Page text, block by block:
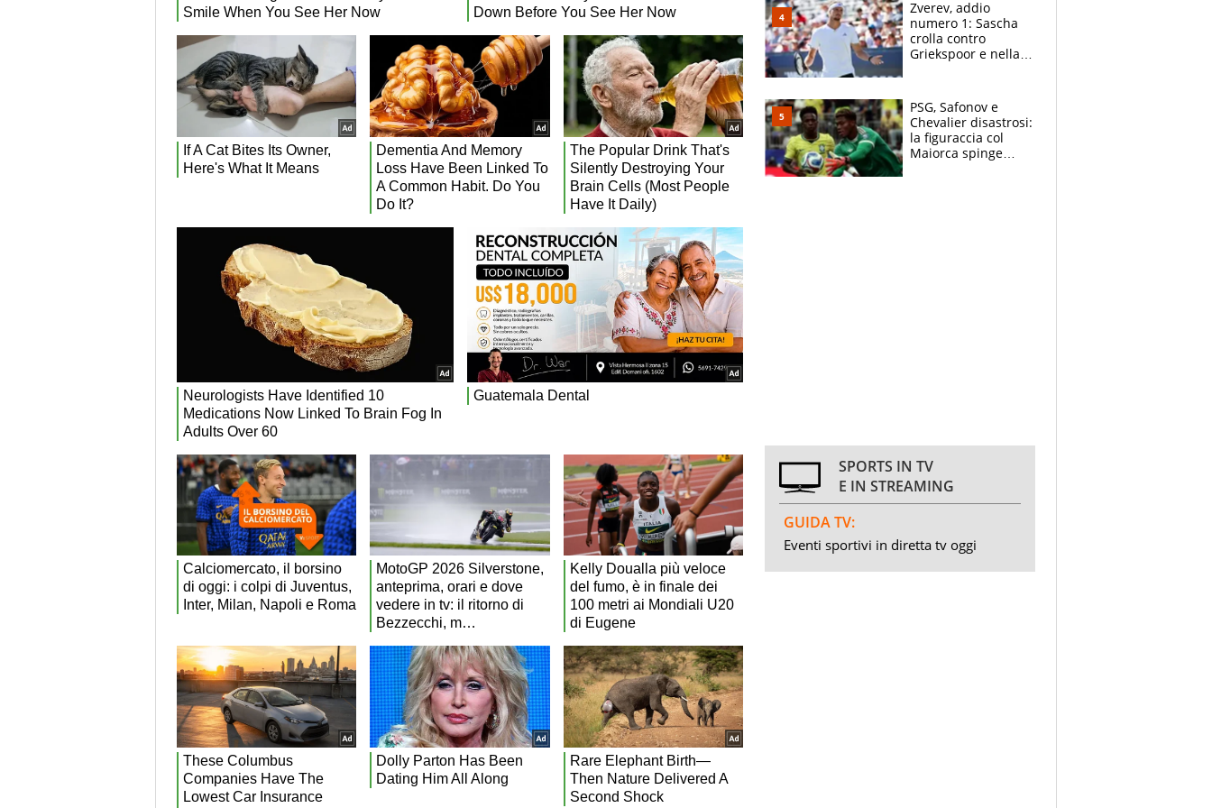
Zverev, addio
numero 1: Sascha
crolla contro
Griekspoor e nella
terzo. Quanti malori
a Montreal
PSG, Safonov e
Chevalier disastrosi:
la figuraccia col
Maiorca spinge
SPORTS IN TV
E IN STREAMING
GUIDA TV:
Eventi sportivi in diretta tv oggi